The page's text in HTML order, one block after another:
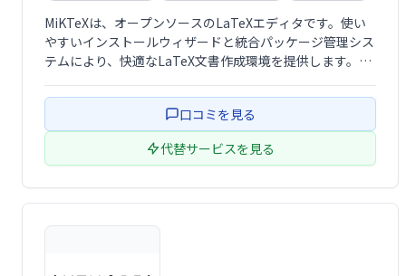
MiKTeXは、オープンソースのLaTeXエディタです。使い
やすいインストールウィザードと統合パッケージ管理シス
テムにより、快適なLaTeX文書作成環境を提供します。数
成に対応可能です。無料でご利用いただけます。
口コミを見る
代替サービスを見る